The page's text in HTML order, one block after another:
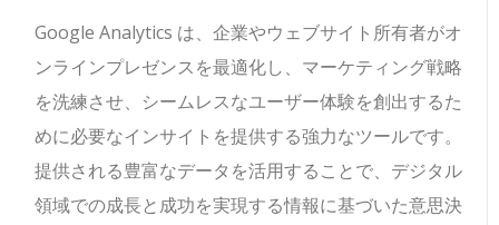
Google Analytics は、企業やウェブサイト所有者がオ
ンラインプレゼンスを最適化し、マーケティング戦略
を洗練させ、シームレスなユーザー体験を創出するた
めに必要なインサイトを提供する強力なツールです。
提供される豊富なデータを活用することで、デジタル
領域での成長と成功を実現する情報に基づいた意思決